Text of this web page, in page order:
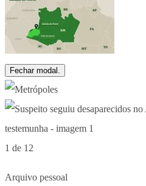
Fechar modal.
1 de 12
Arquivo pessoal